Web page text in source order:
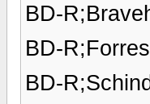
BD-
BD-
BD-